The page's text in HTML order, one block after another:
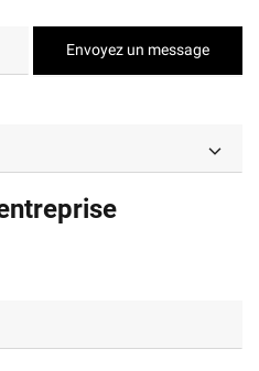
Envoyez un message